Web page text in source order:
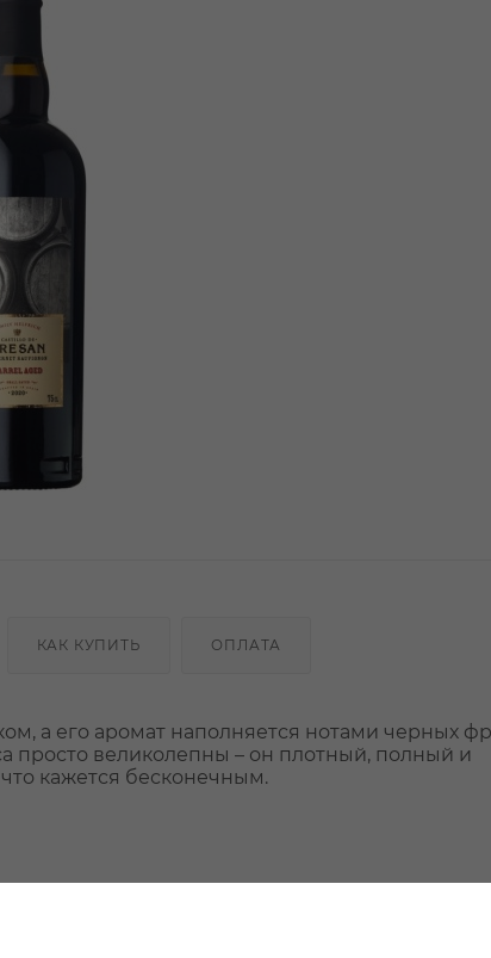
КАК КУПИТЬ ОПЛАТА
а его аромат наполняется нотами черных
просто великолепны – он плотный, полный и
кажется бесконечным.